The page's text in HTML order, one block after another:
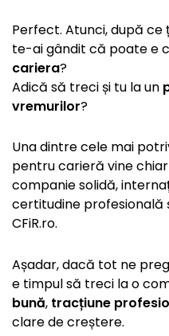
Perfect. Atunci, după ce
te-ai gândit că poate e
cariera?
Adică să treci și tu la un
vremurilor?
Una dintre cele mai
pentru carieră vine
companie solidă,
certitudine profesională
CFiR.ro.
Așadar, dacă tot ne
e timpul să treci la o
bună, tracțiune
clare de creștere.